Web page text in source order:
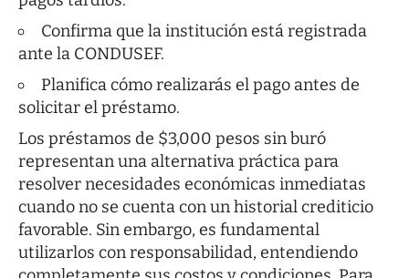
Confirma que la institución está registrada
ante la CONDUSEF.
Planifica cómo realizarás el pago antes de
solicitar el préstamo.
Los préstamos de $3,000 pesos sin buró
representan una alternativa práctica para
resolver necesidades económicas inmediatas
cuando no se cuenta con un historial crediticio
favorable. Sin embargo, es fundamental
utilizarlos con responsabilidad, entendiendo